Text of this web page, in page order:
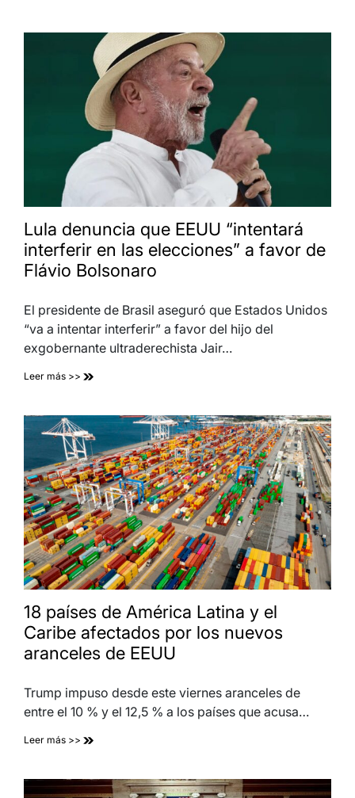
Lula denuncia que EEUU “intentará
interferir en las elecciones” a favor de
Flávio Bolsonaro
El presidente de Brasil aseguró que Estados Unidos
“va a intentar interferir” a favor del hijo del
exgobernante ultraderechista Jair…
Leer más >>
18 países de América Latina y el
Caribe afectados por los nuevos
aranceles de EEUU
Trump impuso desde este viernes aranceles de
entre el 10 % y el 12,5 % a los países que acusa…
Leer más >>